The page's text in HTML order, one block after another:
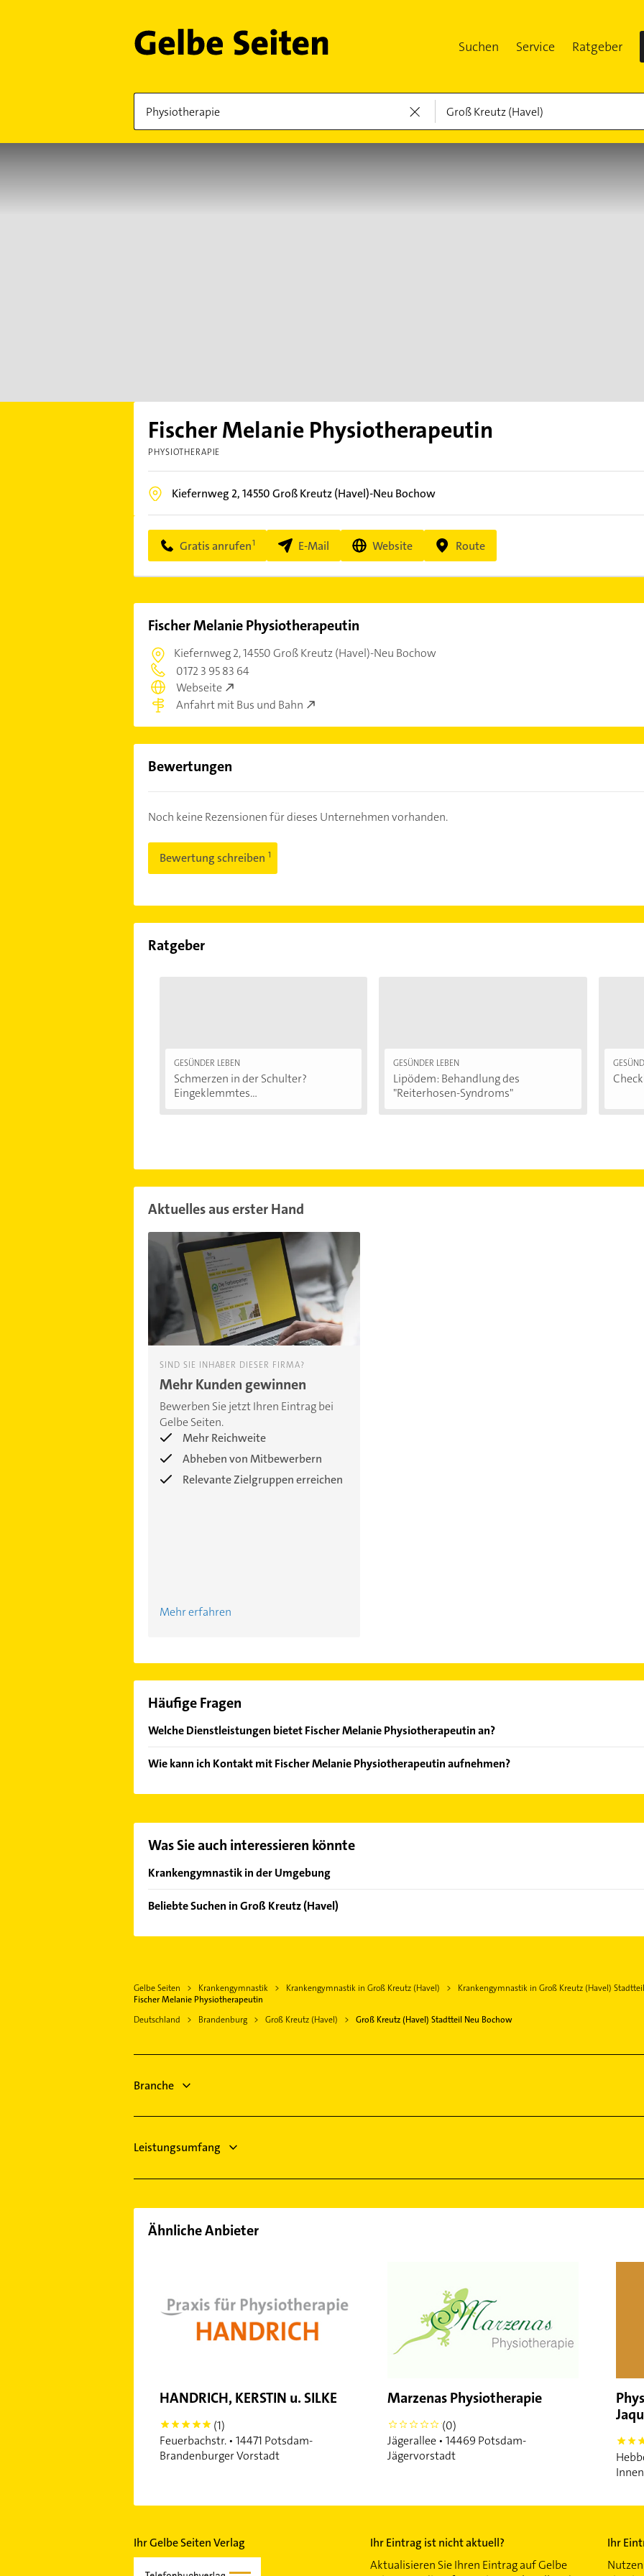
Suchen Service Ratgeber
Fischer Melanie Physiotherapeutin
PHYSIOTHERAPIE
Kiefernweg 2,14550Groß Kreutz (Havel)-Neu Bochow
Gratis anrufen E-Mail Website Route
Fischer Melanie Physiotherapeutin
Kiefernweg 2,14550 Groß Kreutz (Havel)-Neu Bochow
0172 3 95 83 64
Webseite
Anfahrt mit Bus und Bahn
Bewertungen
Noch keine Rezensionen für dieses Unternehmen vorhanden.
Bewertung schreiben
Ratgeber
GESÜNDER LEBEN
Schmerzen in der Schulter?
Eingeklemmtes...
GESÜNDER LEBEN
Lipödem: Behandlung des
"Reiterhosen-Syndroms"
Aktuelles aus erster Hand
SIND SIE INHABER DIESER FIRMA?
Mehr Kunden gewinnen
Bewerben Sie jetzt Ihren Eintrag bei
Gelbe Seiten.
Mehr Reichweite
Abheben von Mitbewerbern
Relevante Zielgruppen erreichen
Mehr erfahren
Häufige Fragen
Welche Dienstleistungen bietet Fischer Melanie Physiotherapeutin an?
Wie kann ich Kontakt mit Fischer Melanie Physiotherapeutin aufnehmen?
Was Sie auch interessieren könnte
Krankengymnastik in der Umgebung
Kloster Lehnin
Ketzin /Havel
Michendorf
Potsdam
Beelitz Mark
Wustermark
Beliebte Suchen in Groß Kreutz (Havel)
Elektroinstallation
Gartenbau & Landschaftsbau
Steuerberater
Dachdecker
Gelbe Seiten Krankengymnastik Krankengymnastik in Groß Kreutz (Havel)
Krankengymnastik in Groß Kreutz (Havel)
Fischer Melanie Physiotherapeutin
Deutschland
Brandenburg Groß Kreutz (Havel) Groß Kreutz (Havel) Stadtteil Neu Bochow
Branche
Leistungsumfang
Ähnliche Anbieter
HANDRICH, KERSTIN u. SILKE
5
(1)
Feuerbachstr. • 14471 Potsdam-
Brandenburger Vorstadt
Marzenas Physiotherapie
0
(0)
Jägerallee • 14469 Potsdam-
Jägervorstadt
5
Ihr Gelbe Seiten Verlag
Ihr Eintrag ist nicht aktuell?
Aktualisieren Sie Ihren Eintrag auf Gelbe
Ihr